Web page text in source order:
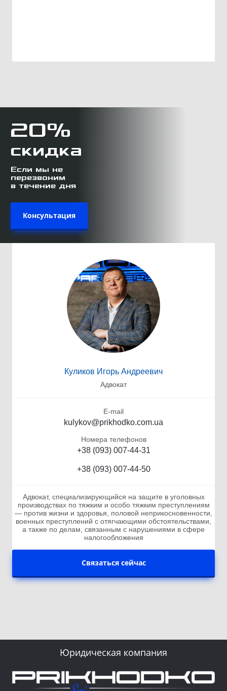
Куликов Игорь Андреевич
Адвокат
E-mail
kulykov@prikhodko.com.ua
Номера телефонов
+38 (093) 007-44-31
+38 (093) 007-44-50
Адвокат, специализирующийся на защите в уголовных
производствах по тяжким и особо тяжким преступлениям
— против жизни и здоровья, половой неприкосновенности,
военных преступлений с отягчающими обстоятельствами,
а также по делам, связанным с нарушениями в сфере
налогообложения
Связаться сейчас
20%
скидка
Если мы не
перезвоним
в течение дня
Консультация
Юридическая компания